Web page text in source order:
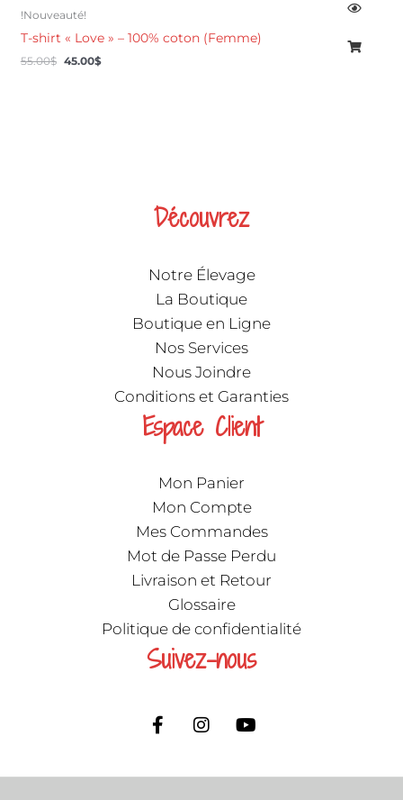
!Nouveauté!
T-shirt « Love » – 100% coton (Femme)
55.00$
initial
55.00$.
45.00$
45.00$.
Découvrez
Notre Élevage
La Boutique
Boutique en Ligne
Nos Services
Nous Joindre
Conditions et Garanties
Espace Client
Mon Panier
Mon Compte
Mes Commandes
Mot de Passe Perdu
Livraison et Retour
Glossaire
Politique de confidentialité
Suivez-nous
F
a
I
n
Y
o